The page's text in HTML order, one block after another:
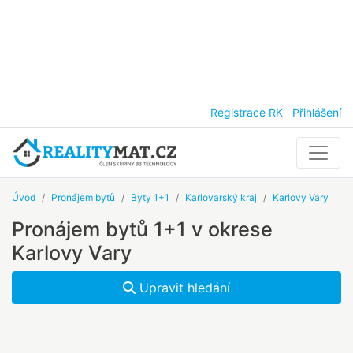
Registrace RK Přihlášení
Úvod Pronájem bytů Byty 1+1 Karlovarský kraj Karlovy Vary
Pronájem bytů 1+1 v okrese
Karlovy Vary
Upravit hledání